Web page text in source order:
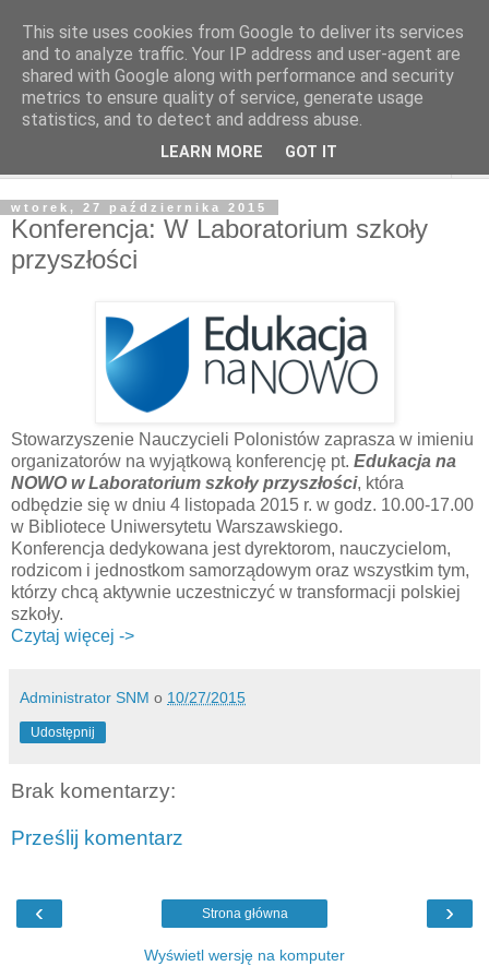
wtorek, 27 października 2015
Konferencja: W Laboratorium szkoły
przyszłości
Stowarzyszenie Nauczycieli Polonistów zaprasza w imieniu
organizatorów na wyjątkową konferencję pt. Edukacja na
NOWO w Laboratorium szkoły przyszłości, która
odbędzie się w dniu 4 listopada 2015 r. w godz. 10.00-17.00
w Bibliotece Uniwersytetu Warszawskiego.
Konferencja dedykowana jest dyrektorom, nauczycielom,
rodzicom i jednostkom samorządowym oraz wszystkim tym,
którzy chcą aktywnie uczestniczyć w transformacji polskiej
szkoły.
Czytaj więcej ->
Administrator SNM o 10/27/2015
Udostępnij
Brak komentarzy:
Prześlij komentarz
‹ ›
Strona główna
Wyświetl wersję na komputer
This site uses cookies from Google to deliver its services
and to analyze traffic. Your IP address and user-agent are
shared with Google along with performance and security
metrics to ensure quality of service, generate usage
statistics, and to detect and address abuse.
LEARN MORE GOT IT